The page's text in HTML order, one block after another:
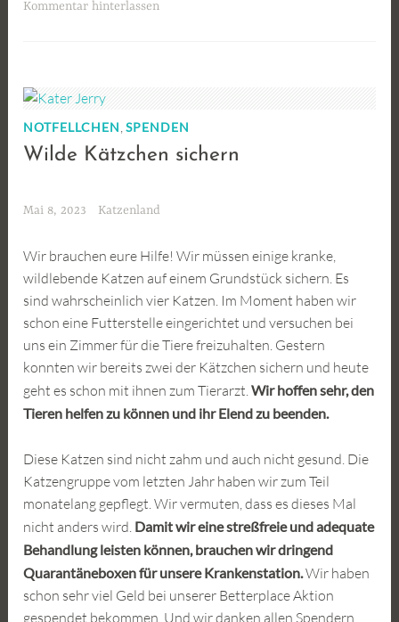
Kommentar hinterlassen
NOTFELLCHEN ,SPENDEN
Wilde Kätzchen sichern
Mai 8, 2023 Katzenland
Wir brauchen eure Hilfe! Wir müssen einige kranke,
wildlebende Katzen auf einem Grundstück sichern. Es
sind wahrscheinlich vier Katzen. Im Moment haben wir
schon eine Futterstelle eingerichtet und versuchen bei
uns ein Zimmer für die Tiere freizuhalten. Gestern
konnten wir bereits zwei der Kätzchen sichern und heute
geht es schon mit ihnen zum Tierarzt.Wir hoffen sehr, den
Tieren helfen zu können und ihr Elend zu beenden.
Diese Katzen sind nicht zahm und auch nicht gesund. Die
Katzengruppe vom letzten Jahr haben wir zum Teil
monatelang gepflegt. Wir vermuten, dass es dieses Mal
nicht anders wird. Damit wir eine streßfreie und adequate
Behandlung leisten können, brauchen wir dringend
Quarantäneboxen für unsere Krankenstation.Wir haben
schon sehr viel Geld bei unserer Betterplace Aktion
gespendet bekommen. Und wir danken allen Spendern